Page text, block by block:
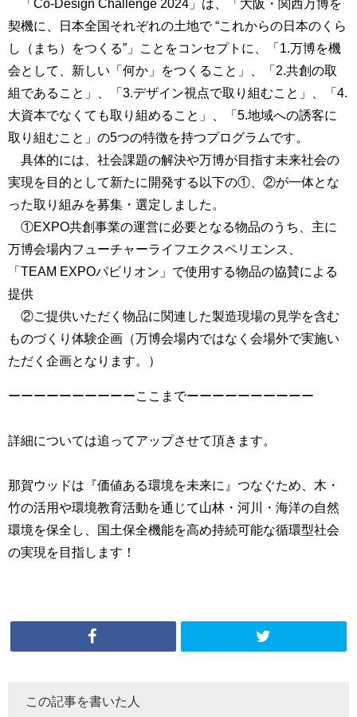
「Co-Design Challenge 2024」は、「大阪・関西万博を
契機に、日本全国それぞれの土地で “これからの日本のくら
し（まち）をつくる”」ことをコンセプトに、「1.万博を機
会として、新しい「何か」をつくること」、「2.共創の取
組であること」、「3.デザイン視点で取り組むこと」、「4.
大資本でなくても取り組めること」、「5.地域への誘客に
取り組むこと」の5つの特徴を持つプログラムです。
具体的には、社会課題の解決や万博が目指す未来社会の
実現を目的として新たに開発する以下の①、②が一体とな
った取り組みを募集・選定しました。
①EXPO共創事業の運営に必要となる物品のうち、主に
万博会場内フューチャーライフエクスペリエンス、
「TEAM EXPOパビリオン」で使用する物品の協賛による
提供
②ご提供いただく物品に関連した製造現場の見学を含む
ものづくり体験企画（万博会場内ではなく会場外で実施い
ただく企画となります。）
ーーーーーーーーーーここまでーーーーーーーーーー
詳細については追ってアップさせて頂きます。
那賀ウッドは『価値ある環境を未来に』つなぐため、 木・
竹の活用や環境教育活動を通じて山林・河川・海洋の自然
環境を保全し、国土保全機能を高め持続可能な循環型社会
の実現を目指します！
この記事を書いた人